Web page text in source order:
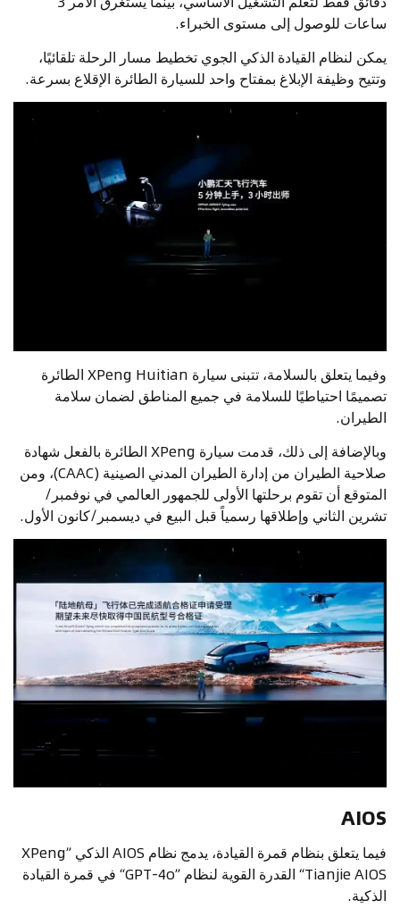
ساعات للوصول إلى مستوى الخبراء.
يمكن لنظام القيادة الذكي الجوي تخطيط مسار الرحلة تلقائيًا،
وتتيح وظيفة الإبلاغ بمفتاح واحد للسيارة الطائرة الإقلاع بسرعة.
وفيما يتعلق بالسلامة، تتبنى سيارة XPeng Huitian الطائرة
تصميمًا احتياطيًا للسلامة في جميع المناطق لضمان سلامة
الطيران.
وبالإضافة إلى ذلك، قدمت سيارة XPeng الطائرة بالفعل شهادة
صلاحية الطيران من إدارة الطيران المدني الصينية (CAAC)، ومن
المتوقع أن تقوم برحلتها الأولى للجمهور العالمي في نوفمبر/
تشرين الثاني وإطلاقها رسمياً قبل البيع في ديسمبر/كانون الأول.
AIOS
فيما يتعلق بنظام قمرة القيادة، يدمج نظام AIOS الذكي ”XPeng
Tianjie AIOS“ القدرة القوية لنظام ”GPT-4o“ في قمرة القيادة
الذكية.